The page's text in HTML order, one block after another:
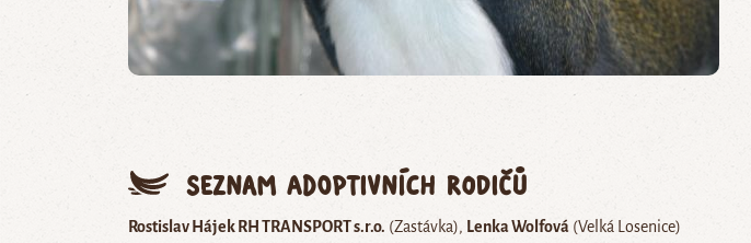
Seznam adoptivních rodičů
Rostislav Hájek RH TRANSPORT s.r.o. (Zastávka) Lenka Wolfová (Velká Losenice)